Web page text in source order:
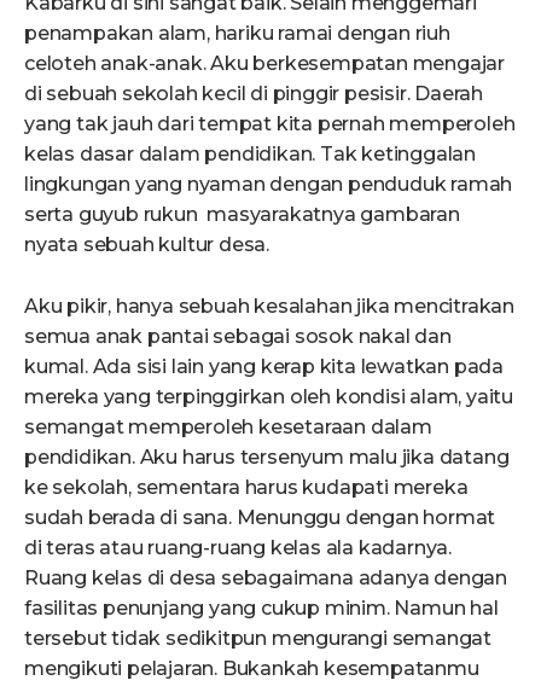
penampakan alam, hariku ramai dengan riuh
celoteh anak-anak. Aku berkesempatan mengajar
di sebuah sekolah kecil di pinggir pesisir. Daerah
yang tak jauh dari tempat kita pernah memperoleh
kelas dasar dalam pendidikan. Tak ketinggalan
lingkungan yang nyaman dengan penduduk ramah
serta guyub rukun masyarakatnya gambaran
nyata sebuah kultur desa.
Aku pikir, hanya sebuah kesalahan jika mencitrakan
semua anak pantai sebagai sosok nakal dan
kumal. Ada sisi lain yang kerap kita lewatkan pada
mereka yang terpinggirkan oleh kondisi alam, yaitu
semangat memperoleh kesetaraan dalam
pendidikan. Aku harus tersenyum malu jika datang
ke sekolah, sementara harus kudapati mereka
sudah berada di sana. Menunggu dengan hormat
di teras atau ruang-ruang kelas ala kadarnya.
Ruang kelas di desa sebagaimana adanya dengan
fasilitas penunjang yang cukup minim. Namun hal
tersebut tidak sedikitpun mengurangi semangat
mengikuti pelajaran. Bukankah kesempatanmu